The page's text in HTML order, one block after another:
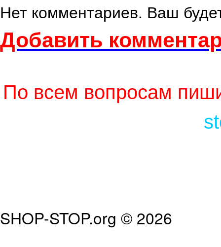
Нет комментариев. Ваш
Добавить
По всем вопросам
SHOP-STOP.org © 2026